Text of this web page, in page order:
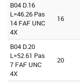
B04 D.16
L=46.26 Pas
14 FAF UNC
4X
16
B04 D.20
L=52.61 Pas
7 FAF UNC
4X
20